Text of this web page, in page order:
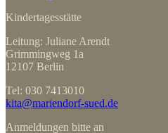
Kindertagesstätte
Leitung: Juliane Arendt
Grimmingweg 1a
12107 Berlin
Tel: 030 7413010
kita@mariendorf-sued.de
Anmeldungen bitte an